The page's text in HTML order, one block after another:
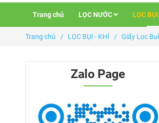
Trang chủ LỌC NƯỚC LỌC
Trang chủ / LỌC BỤI - KHÍ / Giấy Lọc
Zalo Page